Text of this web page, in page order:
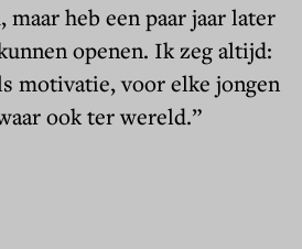
heb een paar jaar later
openen. Ik zeg altijd:
motivatie, voor elke jongen
waar ook ter wereld.”